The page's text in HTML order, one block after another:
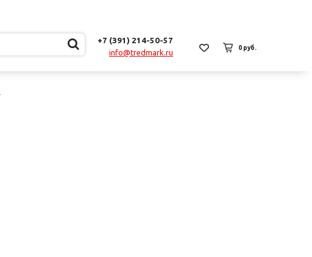
+7 (391) 214-50-57
info@tredmark.ru
0 руб.